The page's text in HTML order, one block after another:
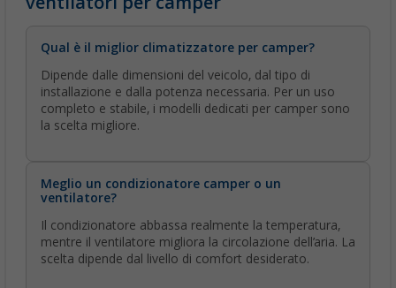
Qual è il miglior climatizzatore per camper?
Dipende dalle dimensioni del veicolo, dal tipo di
installazione e dalla potenza necessaria. Per un uso
completo e stabile, i modelli dedicati per camper sono
la scelta migliore.
Meglio un condizionatore camper o un
ventilatore?
Il condizionatore abbassa realmente la temperatura,
mentre il ventilatore migliora la circolazione dell’aria. La
scelta dipende dal livello di comfort desiderato.